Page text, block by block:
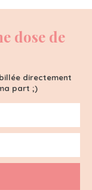
dose de
directement
part ;)